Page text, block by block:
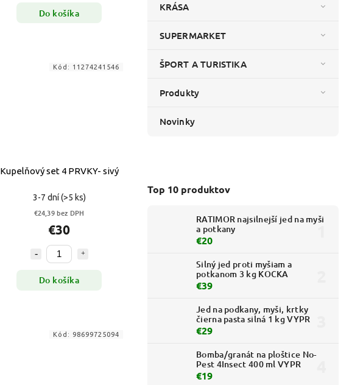
KRÁSA
SUPERMARKET
ŠPORT A TURISTIKA
Produkty
Novinky
Top 10 produktov
RATIMOR najsilnejší jed na myši
a potkany
€20
Silný jed proti myšiam a
potkanom 3 kg KOCKA
€39
Jed na podkany, myši, krtky
čierna pasta silná 1 kg VYPR
€29
Bomba/granát na ploštice No-
Pest 4Insect 400 ml VYPR
€19
Do košíka
Kupelňový set 4 PRVKY- sivý
3-7 dní(>5 ks)
€24,39 bez DPH
€30
Do košíka
Kód: 11274241546
Kód: 98699725094